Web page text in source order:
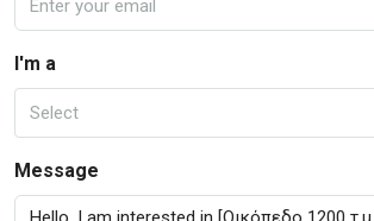
I'm a
Select
Message